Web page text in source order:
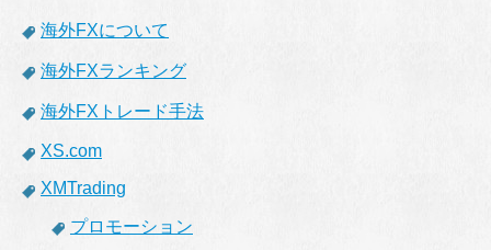
海外FXについて
海外FXランキング
海外FXトレード手法
XS.com
XMTrading
プロモーション